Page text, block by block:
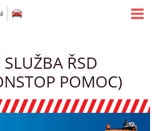
ŘSD
POMOC)